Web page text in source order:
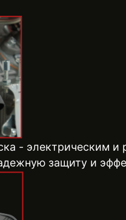
- электрическим
защиту и